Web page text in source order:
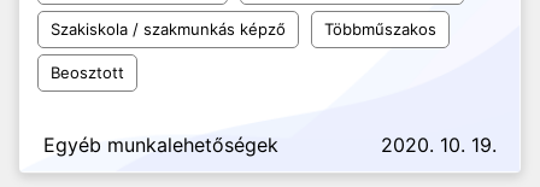
Szakiskola / szakmunkás képző Többműszakos
Beosztott
Egyéb munkalehetőségek 2020. 10. 19.